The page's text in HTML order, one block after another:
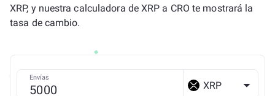
XRP, y nuestra calculadora de XRP a CRO te mostrará la
tasa de cambio.
Envías
XRP